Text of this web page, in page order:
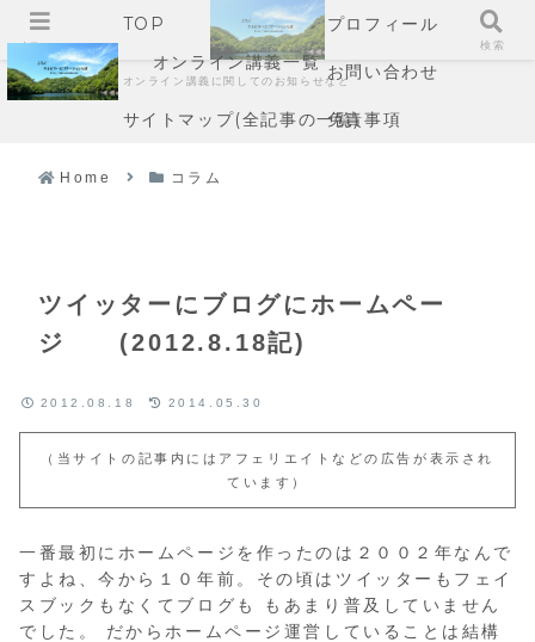
TOP
プロフィール
オンライン講義一覧
オンライン講義に関してのお知らせなどお問い合わせ
サイトマップ(全記事の一覧)免責事項
Home コラム
ツイッターにブログにホームペー
ジ (2012.8.18記)
2012.08.18 2014.05.30
（当サイトの記事内にはアフェリエイトなどの広告が表示され
ています）
一番最初にホームページを作ったのは２００２年なんで
すよね、今から１０年前。その頃はツイッターもフェイ
スブックもなくてブログも もあまり普及していません
でした。 だからホームページ運営していることは結構
メニュー 検索